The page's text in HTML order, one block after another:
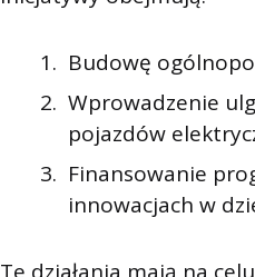
Budowę
Wprowadzenie
pojazdów
Finansowanie
innowacjach w